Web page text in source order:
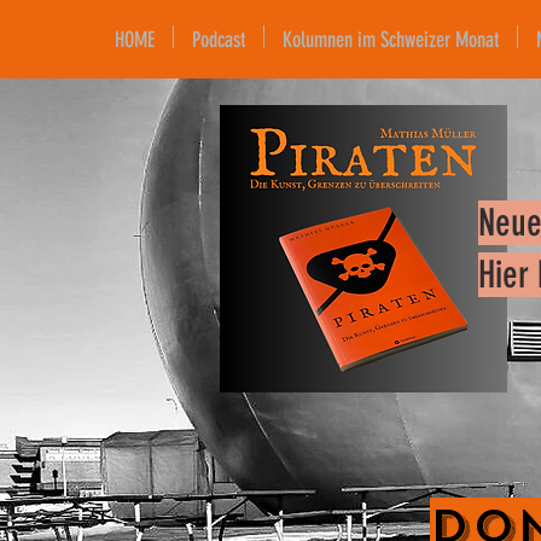
HOME Podcast Kolumnen im Schweizer Monat